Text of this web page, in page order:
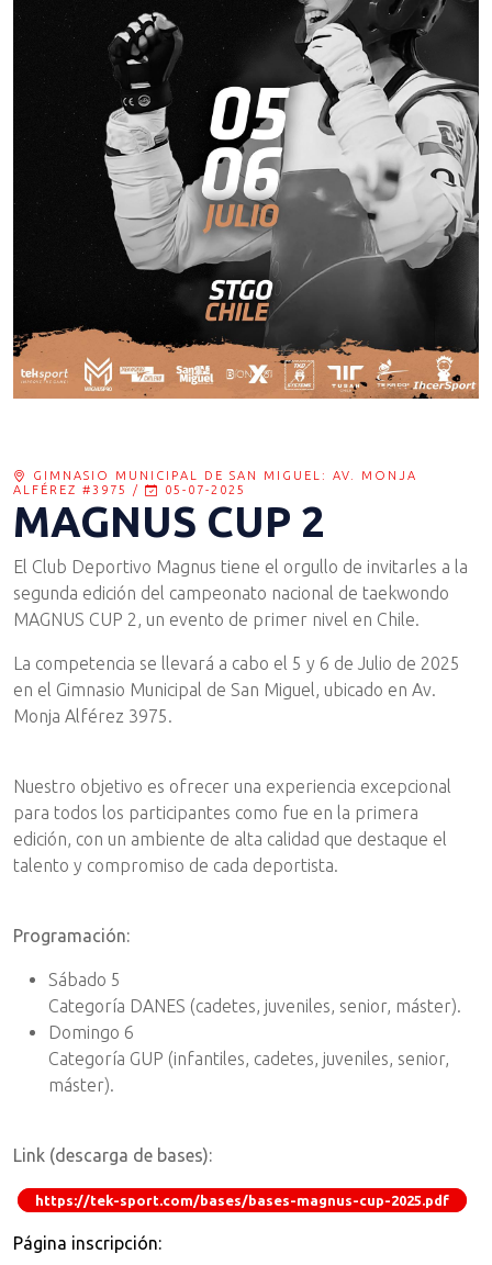
GIMNASIO MUNICIPAL DE SAN MIGUEL: AV. MONJA
ALFÉREZ #3975 /
05-07-2025
MAGNUS CUP 2
El Club Deportivo Magnus tiene el orgullo de invitarles a la
segunda edición del campeonato nacional de taekwondo
MAGNUS CUP 2, un evento de primer nivel en Chile.
La competencia se llevará a cabo el 5 y 6 de Julio de 2025
en el Gimnasio Municipal de San Miguel, ubicado en Av.
Monja Alférez 3975.
Nuestro objetivo es ofrecer una experiencia excepcional
para todos los participantes como fue en la primera
edición, con un ambiente de alta calidad que destaque el
talento y compromiso de cada deportista.
Programación:
Sábado 5
Categoría DANES (cadetes, juveniles, senior, máster).
Domingo 6
Categoría GUP (infantiles, cadetes, juveniles, senior,
máster).
Link (descarga de bases):
https://tek-sport.com/bases/bases-magnus-cup-2025.pdf
Página inscripción: